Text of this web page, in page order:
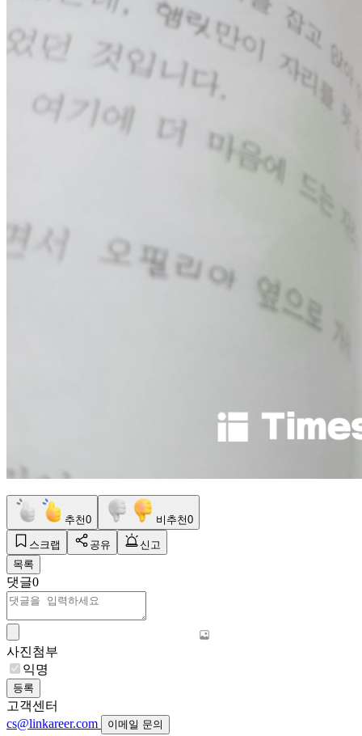
추천0 비추천0
스크랩 공유
신고
목록
댓글0
사진첨부
익명
등록
고객센터
cs@linkareer.com
이메일 문의